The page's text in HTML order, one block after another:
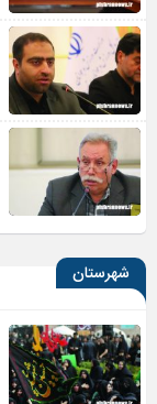
شهرستان